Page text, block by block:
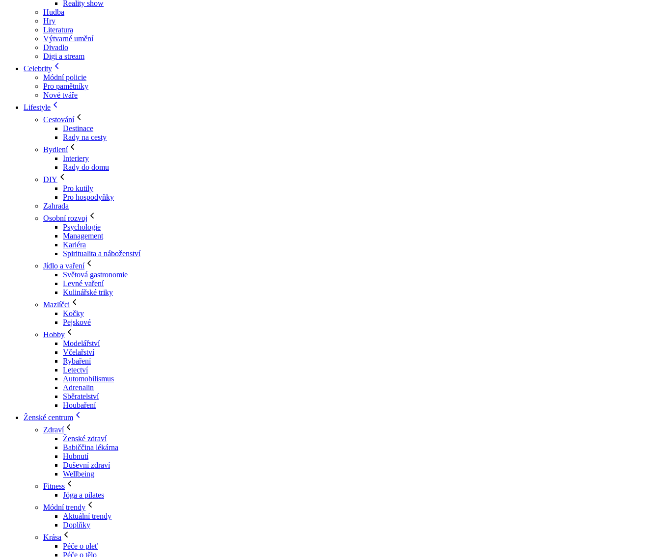
Reality show
Hudba
Hry
Literatura
Výtvarné umění
Divadlo
Digi a stream
Celebrity
Módní policie
Pro pamětníky
Nové tváře
Lifestyle
Cestování
Destinace
Rady na cesty
Bydlení
Interiery
Rady do domu
DIY
Pro kutily
Pro hospodyňky
Zahrada
Osobní rozvoj
Psychologie
Management
Kariéra
Spiritualita a náboženství
Jídlo a vaření
Světová gastronomie
Levné vaření
Kulinářské triky
Mazlíčci
Kočky
Pejskové
Hobby
Modelářství
Včelařství
Rybaření
Letectví
Automobilismus
Adrenalin
Sběratelství
Houbaření
Ženské centrum
Zdraví
Ženské zdraví
Babiččina lékárna
Hubnutí
Duševní zdraví
Wellbeing
Fitness
Jóga a pilates
Módní trendy
Aktuální trendy
Doplňky
Krása
Péče o pleť
Péče o tělo